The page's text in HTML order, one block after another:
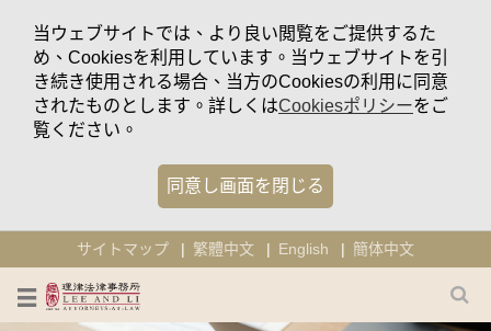
当ウェブサイトでは、より良い閲覧をご提供するた
め、Cookiesを利用しています。当ウェブサイトを引
き続き使用される場合、当方のCookiesの利用に同意
されたものとします。詳しくはCookiesポリシーをご
覧ください。
同意し画面を閉じる
サイトマップ 繁體中文 English 簡体中文